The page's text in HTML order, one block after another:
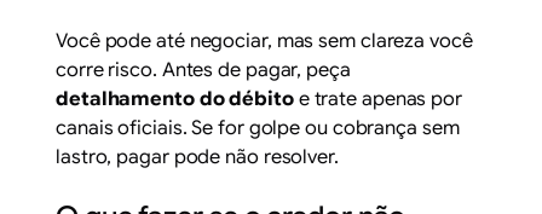
Você pode até negociar, mas sem clareza você
corre risco. Antes de pagar, peça
detalhamento do débitoe trate apenas por
canais oficiais. Se for golpe ou cobrança sem
lastro, pagar pode não resolver.